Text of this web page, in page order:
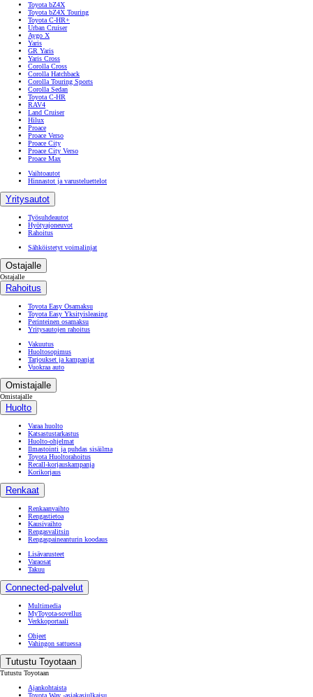
Toyota bZ4X
Toyota bZ4X Touring
Toyota C-HR+
Urban Cruiser
Aygo X
Yaris
GR Yaris
Yaris Cross
Corolla Cross
Corolla Hatchback
Corolla Touring Sports
Corolla Sedan
Toyota C-HR
RAV4
Land Cruiser
Hilux
Proace
Proace Verso
Proace City
Proace City Verso
Proace Max
Vaihtoautot
Hinnastot ja varusteluettelot
Yritysautot
Työsuhdeautot
Hyötyajoneuvot
Rahoitus
Sähköistetyt voimalinjat
Ostajalle
Ostajalle
Rahoitus
Toyota Easy Osamaksu
Toyota Easy Yksityisleasing
Perinteinen osamaksu
Yritysautojen rahoitus
Vakuutus
Huoltosopimus
Tarjoukset ja kampanjat
Vuokraa auto
Omistajalle
Omistajalle
Huolto
Varaa huolto
Katsastustarkastus
Huolto-ohjelmat
Ilmastointi ja puhdas sisäilma
Toyota Huoltorahoitus
Recall-korjauskampanja
Korikorjaus
Renkaat
Renkaanvaihto
Rengastietoa
Kausivaihto
Rengasvalitsin
Rengaspaineanturin koodaus
Lisävarusteet
Varaosat
Takuu
Connected-palvelut
Multimedia
MyToyota-sovellus
Verkkoportaali
Ohjeet
Vahingon sattuessa
Tutustu Toyotaan
Tutustu Toyotaan
Ajankohtaista